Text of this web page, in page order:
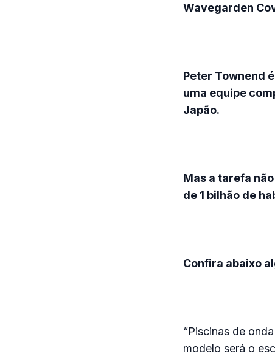
Wavegarden
Peter Townend
uma equipe
Japão.
Mas a tarefa
de 1 bilhão de
Confira abaixo
“Piscinas de
modelo será o